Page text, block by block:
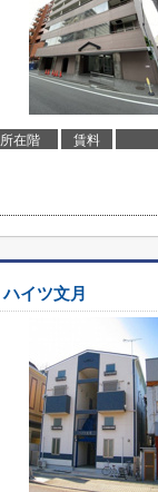
所在階 賃料
ハイツ文月